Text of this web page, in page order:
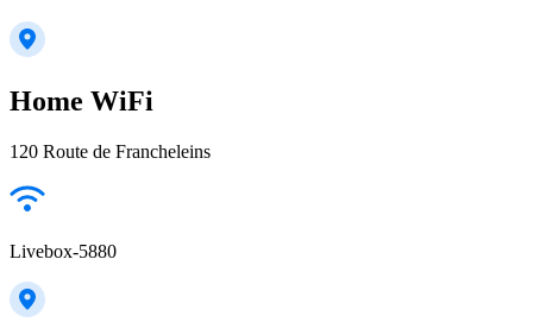
Home WiFi
120 Route de Francheleins
Livebox-5880